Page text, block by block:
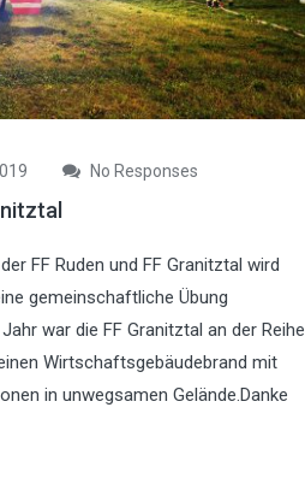
No Responses
FF Ruden und FF Granitztal wird
gemeinschaftliche Übung
war die FF Granitztal an der Reihe
Wirtschaftsgebäudebrand mit
in unwegsamen Gelände.Danke